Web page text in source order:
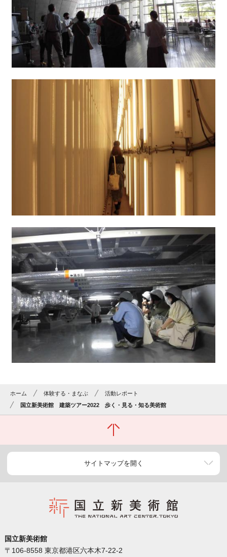
ホーム 体験する・まなぶ
活動レポート
国立新美術館 建築ツアー2022 歩く・見る・知る美術館
サイトマップを開く
国立新美術館
〒106-8558 東京都港区六本木7-22-2